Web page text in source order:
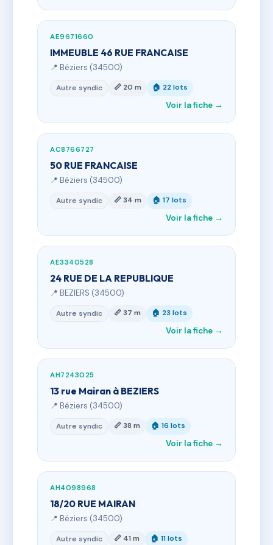
AE9671660
IMMEUBLE 46 RUE FRANCAISE
📍 Béziers (34500)
Autre syndic 📏 20 m 🏠 22 lots
Voir la fiche →
AC8766727
50 RUE FRANCAISE
📍 Béziers (34500)
Autre syndic 📏 34 m 🏠 17 lots
Voir la fiche →
AE3340528
24 RUE DE LA REPUBLIQUE
📍 BEZIERS (34500)
Autre syndic 📏 37 m 🏠 23 lots
Voir la fiche →
AH7243025
13 rue Mairan à BEZIERS
📍 Béziers (34500)
Autre syndic 📏 38 m 🏠 16 lots
Voir la fiche →
AH4098968
18/20 RUE MAIRAN
📍 Béziers (34500)
Autre syndic 📏 41 m 🏠 11 lots